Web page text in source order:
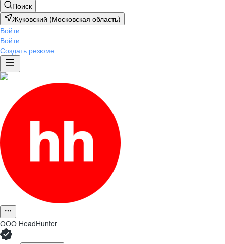
Поиск
Жуковский (Московская область)
Войти
Войти
Создать резюме
ООО HeadHunter